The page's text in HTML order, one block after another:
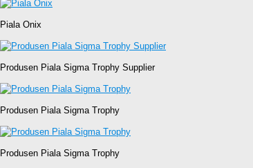
Piala Onix
Produsen Piala Sigma Trophy Supplier
Produsen Piala Sigma Trophy
Produsen Piala Sigma Trophy